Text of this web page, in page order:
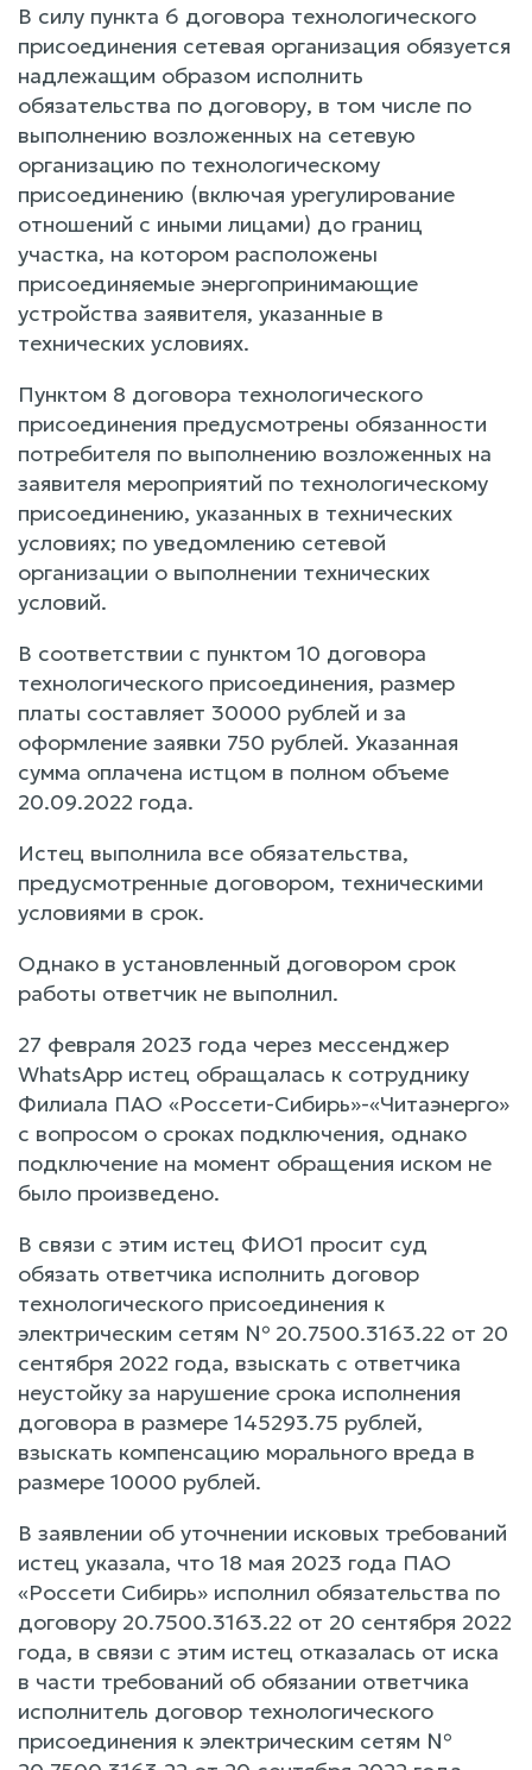
В силу пункта 6 договора технологического
присоединения сетевая организация обязуется
надлежащим образом исполнить
обязательства по договору, в том числе по
выполнению возложенных на сетевую
организацию по технологическому
присоединению (включая урегулирование
отношений с иными лицами) до границ
участка, на котором расположены
присоединяемые энергопринимающие
устройства заявителя, указанные в
технических условиях.
Пунктом 8 договора технологического
присоединения предусмотрены обязанности
потребителя по выполнению возложенных на
заявителя мероприятий по технологическому
присоединению, указанных в технических
условиях; по уведомлению сетевой
организации о выполнении технических
условий.
В соответствии с пунктом 10 договора
технологического присоединения, размер
платы составляет 30000 рублей и за
оформление заявки 750 рублей. Указанная
сумма оплачена истцом в полном объеме
20.09.2022 года.
Истец выполнила все обязательства,
предусмотренные договором, техническими
условиями в срок.
Однако в установленный договором срок
работы ответчик не выполнил.
27 февраля 2023 года через мессенджер
WhatsApp истец обращалась к сотруднику
Филиала ПАО «Россети-Сибирь»-«Читаэнерго»
с вопросом о сроках подключения, однако
подключение на момент обращения иском не
было произведено.
В связи с этим истец ФИО1 просит суд
обязать ответчика исполнить договор
технологического присоединения к
электрическим сетям № 20.7500.3163.22 от 20
сентября 2022 года, взыскать с ответчика
неустойку за нарушение срока исполнения
договора в размере 145293.75 рублей,
взыскать компенсацию морального вреда в
размере 10000 рублей.
В заявлении об уточнении исковых требований
истец указала, что 18 мая 2023 года ПАО
«Россети Сибирь» исполнил обязательства по
договору 20.7500.3163.22 от 20 сентября 2022
года, в связи с этим истец отказалась от иска
в части требований об обязании ответчика
исполнитель договор технологического
присоединения к электрическим сетям №